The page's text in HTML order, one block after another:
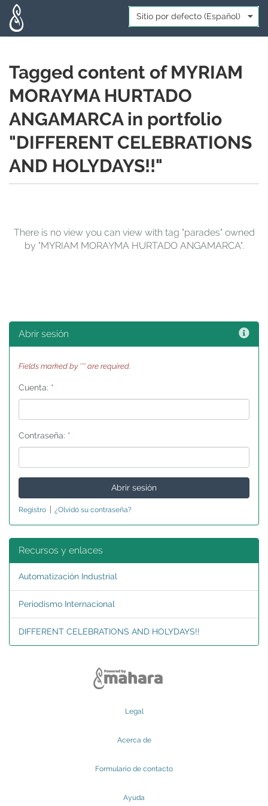
Idioma:
Tagged content of MYRIAM
MORAYMA HURTADO
ANGAMARCA in portfolio
"DIFFERENT CELEBRATIONS
AND HOLYDAYS!!"
There is no view you can view with tag "parades" owned
by "MYRIAM MORAYMA HURTADO ANGAMARCA".
Abrir sesión
Fields marked by '*' are required.
Cuenta: *
Contraseña: *
Registro | ¿Olvidó su contraseña?
Recursos y enlaces
Automatización Industrial
Periodismo Internacional
DIFFERENT CELEBRATIONS AND HOLYDAYS!!
Legal
Acerca de
Formulario de contacto
Ayuda